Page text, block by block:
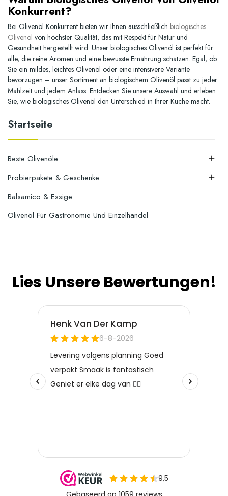
Startseite
Beste Olivenöle 
Probierpakete & Geschenke 
Balsamico & Essige
Olivenöl Für Gastronomie Und Einzelhandel
Konkurrent?
Bei Olivenöl Konkurrent bieten wir Ihnen ausschließlich biologisches
Olivenöl von höchster Qualität, das mit Respekt für Natur und
Gesundheit hergestellt wird. Unser biologisches Olivenöl ist perfekt für
alle, die reine Aromen und eine bewusste Ernährung schätzen. Egal, ob
Sie ein mildes, leichtes Olivenöl oder eine intensivere Variante
bevorzugen – unser Sortiment an biologischem Olivenöl passt zu jeder
Mahlzeit und jedem Anlass. Entdecken Sie unsere Auswahl und erleben
Sie, wie biologisches Olivenöl den Unterschied in Ihrer Küche macht.
Lies Unsere Bewertungen!